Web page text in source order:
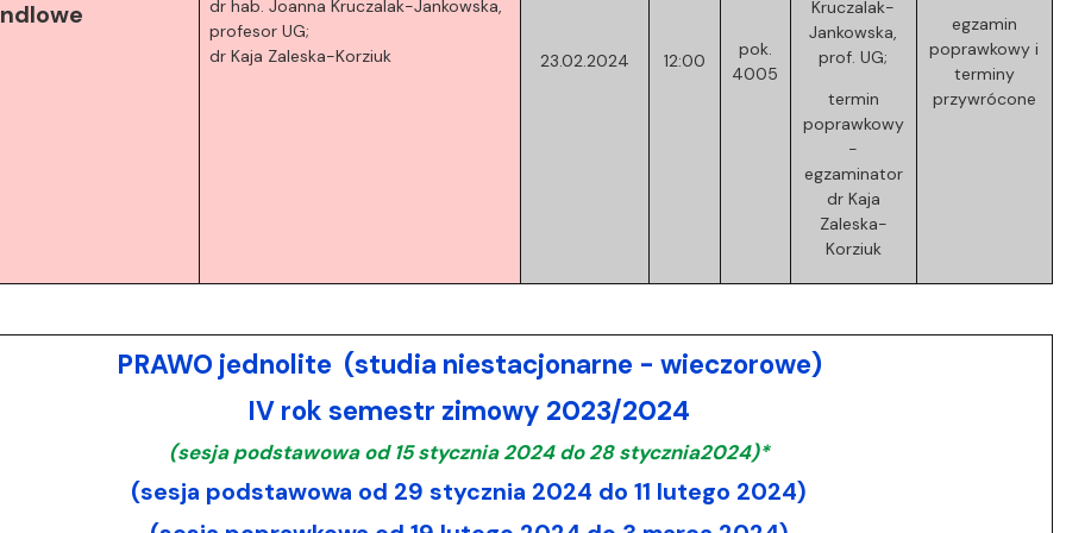
dr hab. Joanna Kruczalak-Jankowska,
profesor UG;
dr Kaja Zaleska-Korziuk
23.02.2024 12:00
pok.
4005
Kruczalak-
Jankowska,
prof. UG;
termin
poprawkowy
-
egzaminator
dr Kaja
Zaleska-
Korziuk
egzamin
poprawkowy i
terminy
przywrócone
PRAWO jednolite (studia niestacjonarne - wieczorowe)
IV rok semestr zimowy 2023/2024
(sesja podstawowa od 15 stycznia 2024 do 28 stycznia2024)*
(sesja podstawowa od 29 stycznia 2024 do 11 lutego 2024)